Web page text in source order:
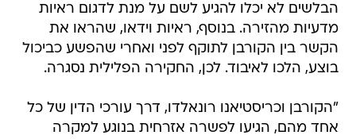
הבלשים לא יכלו להגיע לשם על מנת לדגום ראיות
מדעיות מהזירה. בנוסף, ראיות וידאו, שהראו את
הקשר בין הקורבן לתוקף לפני ואחרי שהפשע כביכול
בוצע, הלכו לאיבוד. לכן, החקירה הפלילית נסגרה.
"הקורבן וכריסטיאנו רונאלדו, דרך עורכי הדין של כל
אחד מהם, הגיעו לפשרה אזרחית בנוגע למקרה